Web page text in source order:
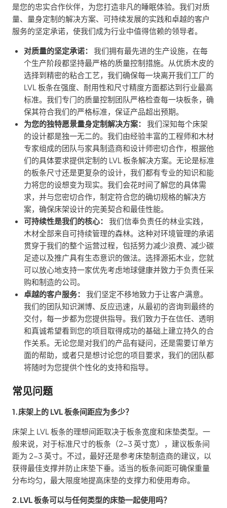
是您的忠实合作伙伴，为您打造非凡的睡眠体验。我们对质
量、量身定制的解决方案、可持续发展的实践和卓越的客户
服务的坚定承诺，使我们成为行业中值得信赖的领导者。
对质量的坚定承诺：
我们拥有最先进的生产设施，在每
个生产阶段都坚持最严格的质量控制措施。从优质木皮的
选择到精密的粘合工艺，我们确保每一块离开我们工厂的
LVL 板条在强度、耐用性和尺寸精度方面都达到行业最高
标准。我们专门的质量控制团队严格检查每一块板条，确
保其符合我们的严格标准，保证产品超出预期。
为您的独特愿景量身定制解决方案：
我们深知每个床架
的设计都是独一无二的。我们由经验丰富的工程师和木材
专家组成的团队与家具制造商和设计师密切合作，根据他
们的具体要求提供定制的 LVL 板条解决方案。无论是标准
的板条尺寸还是更复杂的设计，我们都有专业的知识和能
力将您的设想变为现实。我们会花时间了解您的具体需
求，并与您密切合作，制定符合您的确切规格的解决方
案，确保床架设计的完美契合和最佳性能。
可持续性是我们的核心：
我们信奉负责任的林业实践，
木材全部来自可持续管理的森林。这种对环境管理的承诺
贯穿于我们的整个运营过程，包括努力减少浪费、减少碳
足迹以及推广具有生态意识的做法。选择源拓木业，您就
可以放心地支持一家优先考虑地球健康并致力于负责任采
购和制造的公司。
卓越的客户服务：
我们坚定不移地致力于让客户满意。
我们的团队知识渊博、反应迅速，从最初的咨询到最终的
交付，每一步都为您提供指导。我们致力于在信任、透明
和真诚希望看到您的项目取得成功的基础上建立持久的合
作关系。无论您是对我们的产品有疑问，还是需要订单方
面的帮助，或者只是想讨论您的项目要求，我们的团队都
将随时为您提供个性化的支持和指导。
常见问题
1.床架上的 LVL 板条间距应为多少？
床架上 LVL 板条的理想间距取决于板条宽度和床垫类型。一
般来说，对于标准尺寸的板条（2-3 英寸宽），建议板条间
距为 2-3 英寸。不过，最好还是参考床垫制造商的建议，以
获得最佳支撑并防止床垫下垂。适当的板条间距可确保重量
分布均匀，最大限度地提高床垫的支撑力和使用寿命。
2.LVL 板条可以与任何类型的床垫一起使用吗？